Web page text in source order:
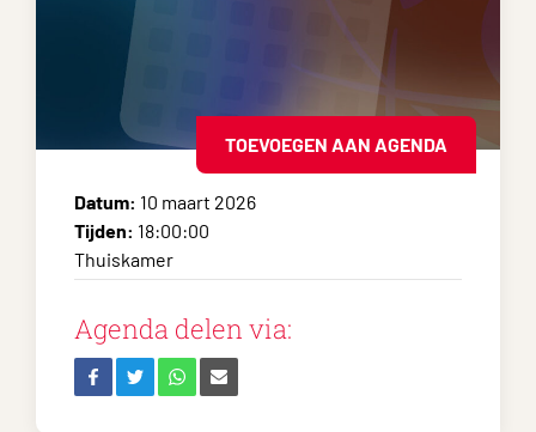
TOEVOEGEN AAN AGENDA
Datum: 10 maart 2026
Tijden: 18:00:00
Thuiskamer
Agenda delen via: